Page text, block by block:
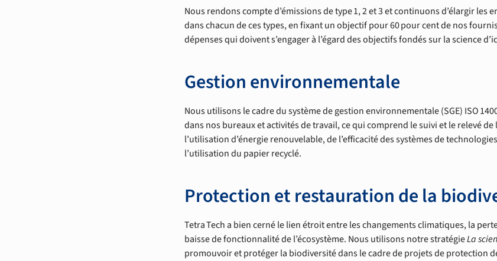
Nous rendons compte d’émissions de type 1, 2 et 3 et continuons d’élargir les
dans chacun de ces types, en fixant un objectif pour 60 pour cent de nos
dépenses qui doivent s’engager à l’égard des objectifs fondés sur la science
Gestion environnementale
Nous utilisons le cadre du système de gestion environnementale (SGE) ISO
dans nos bureaux et activités de travail, ce qui comprend le suivi et le relevé de
l’utilisation d’énergie renouvelable, de l’efficacité des systèmes de
l’utilisation du papier recyclé.
Protection et restauration de la
Tetra Tech a bien cerné le lien étroit entre les changements climatiques, la
baisse de fonctionnalité de l’écosystème. Nous utilisons notre stratégieLa
promouvoir et protéger la biodiversité dans le cadre de projets de protection